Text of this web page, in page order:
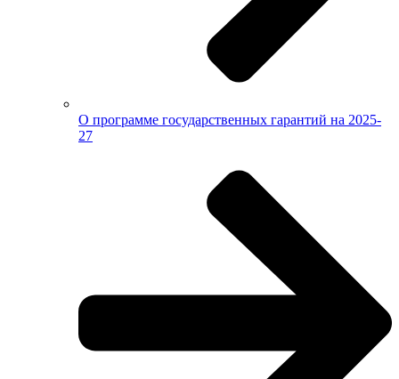
О программе государственных гарантий на 2025-
27